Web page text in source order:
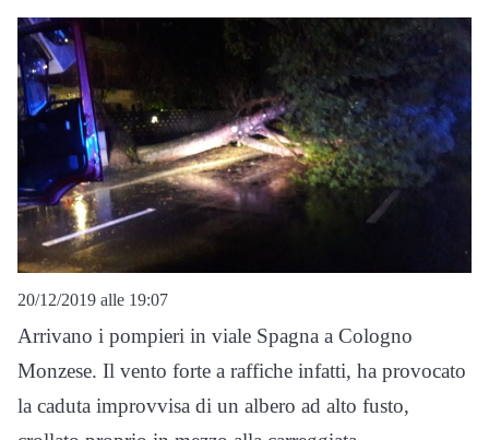
20/12/2019 alle 19:07
Arrivano i pompieri in viale Spagna a Cologno
Monzese. Il vento forte a raffiche infatti, ha provocato
la caduta improvvisa di un albero ad alto fusto,